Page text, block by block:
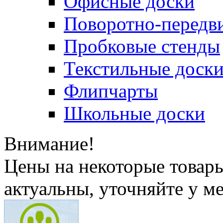
Поворотно-
Пробковые стенды
Текстильные
Флипчарты
Школьные доски
Внимание!
Цены на некоторые
актуальны, уточняйте у